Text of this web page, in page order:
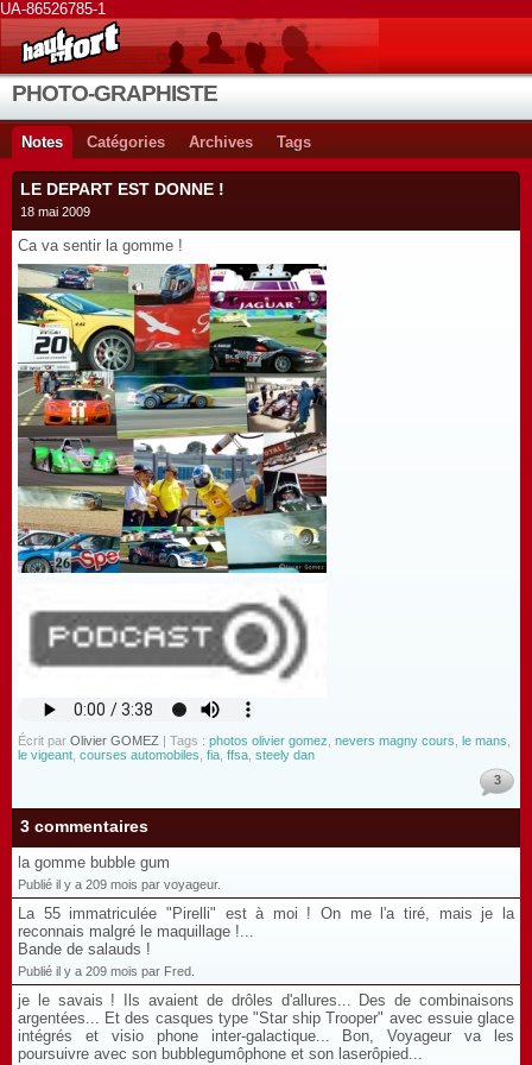
UA-86526785-1
PHOTO-GRAPHISTE
Notes Catégories Archives Tags
LE DEPART EST DONNE !
18 mai 2009
Ca va sentir la gomme !
Écrit par Olivier GOMEZ | Tags : photos olivier gomez nevers magny cours le mans
le vigeant courses automobiles fia ffsa steely dan
3
3 commentaires
la gomme bubble gum
Publié il y a 209 mois par voyageur.
La 55 immatriculée "Pirelli" est à moi ! On me l'a tiré, mais je la
reconnais malgré le maquillage !...
Bande de salauds !
Publié il y a 209 mois par Fred.
je le savais ! Ils avaient de drôles d'allures... Des de combinaisons
argentées... Et des casques type "Star ship Trooper" avec essuie glace
intégrés et visio phone inter-galactique... Bon, Voyageur va les
poursuivre avec son bubblegumôphone et son laserôpied...